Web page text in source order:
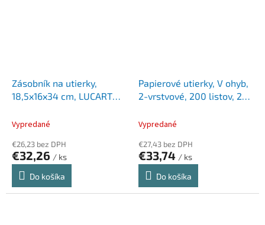
Zásobník na utierky,
18,5x16x34 cm, LUCART
Vypredané
€26,23 bez DPH
€32,26 / ks
Do košíka
Papierové utierky, V ohyb,
2-vrstvové, 200 listov, 21 x
Vypredané
€27,43 bez DPH
€33,74 / ks
Do košíka